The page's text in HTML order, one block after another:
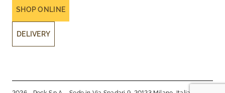
SHOP ONLINE
DELIVERY